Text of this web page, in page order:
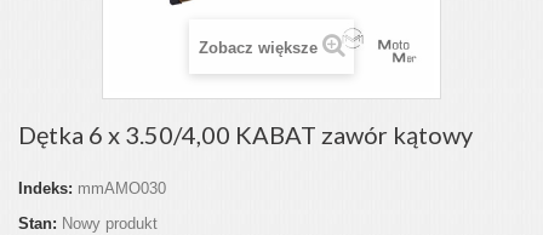
Zobacz większe
Dętka 6 x 3.50/4,00 KABAT zawór kątowy
Indeks: mmAMO030
Stan: Nowy produkt